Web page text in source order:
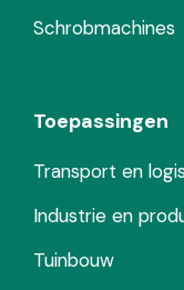
Schrobmachines
Toepassingen
Transport en
Industrie en
Tuinbouw